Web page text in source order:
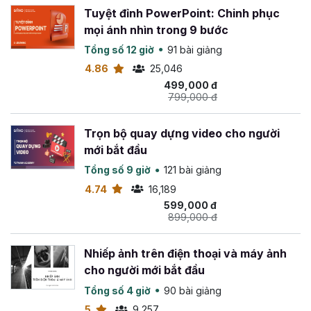
Tuyệt đỉnh PowerPoint: Chinh phục
mọi ánh nhìn trong 9 bước
Tổng số 12 giờ
91 bài giảng
4.86
25,046
499,000 đ
799,000 đ
Trọn bộ quay dựng video cho người
mới bắt đầu
Tổng số 9 giờ
121 bài giảng
4.74
16,189
599,000 đ
899,000 đ
Nhiếp ảnh trên điện thoại và máy ảnh
cho người mới bắt đầu
Tổng số 4 giờ
90 bài giảng